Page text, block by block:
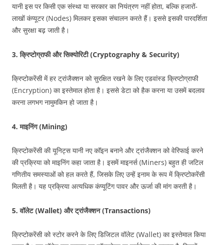
यानी इस पर किसी एक संस्था या सरकार का नियंत्रण नहीं होता, बल्कि हजारों-
लाखों कंप्यूटर (Nodes) मिलकर इसका संचालन करते हैं। इससे इसकी पारदर्शिता
और सुरक्षा बढ़ जाती है।
3.क्रिप्टोग्राफी और सिक्योरिटी (Cryptography & Security)
क्रिप्टोकरेंसी में हर ट्रांजैक्शन को सुरक्षित रखने के लिए एडवांस्ड क्रिप्टोग्राफी
(Encryption) का इस्तेमाल होता है। इससे डेटा को हैक करना या उसमें बदलाव
करना लगभग नामुमकिन हो जाता है।
4.माइनिंग (Mining)
क्रिप्टोकरेंसी की यूनिट्स यानी नए कॉइन बनाने और ट्रांजैक्शन को वेरिफाई करने
की प्रक्रिया को माइनिंग कहा जाता है। इसमें माइनर्स (Miners) बहुत ही जटिल
गणितीय समस्याओं को हल करते हैं, जिसके लिए उन्हें इनाम के रूप में क्रिप्टोकरेंसी
मिलती है। यह प्रक्रिया अत्यधिक कंप्यूटिंग पावर और ऊर्जा की मांग करती है।
5.वॉलेट (Wallet) और ट्रांजैक्शन (Transactions)
क्रिप्टोकरेंसी को स्टोर करने के लिए डिजिटल वॉलेट (Wallet) का इस्तेमाल किया